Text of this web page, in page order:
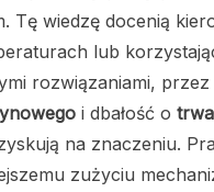
Tę wiedzę docenią
lub
rozwiązaniami, przez
i dbałość o
na znaczeniu.
zużyciu